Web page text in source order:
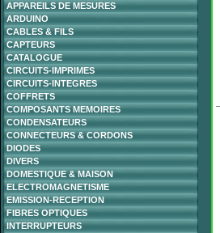
APPAREILS DE MESURES
ARDUINO
CABLES & FILS
CAPTEURS
CATALOGUE
CIRCUITS-IMPRIMES
CIRCUITS-INTEGRES
COFFRETS
COMPOSANTS MEMOIRES
CONDENSATEURS
CONNECTEURS & CORDONS
DIODES
DIVERS
DOMESTIQUE & MAISON
ELECTROMAGNETISME
EMISSION-RECEPTION
FIBRES OPTIQUES
INTERRUPTEURS